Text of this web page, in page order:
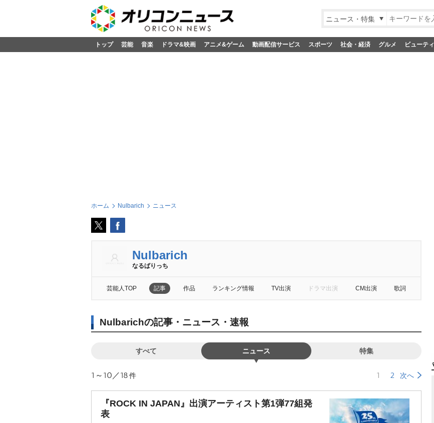
ニュース・特集
トップ 芸能 音楽 ドラマ&映画 アニメ&ゲーム 動画配信サービス スポーツ 社会・経済 グルメ ビューティ
ホーム Nulbarich ニュース
Nulbarich
なるばりっち
芸能人TOP 記事 作品 ランキング情報 TV出演 ドラマ出演 CM出演 歌詞
Nulbarichの記事・ニュース・速報
すべて ニュース 特集
1～10／18件 1 2 次へ
『ROCK IN JAPAN』出演アーティスト第1弾77組発
表